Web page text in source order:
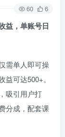
60 6
益，单账号日
需单人即可操
可达500+。
吸引用户打
分成，配套课